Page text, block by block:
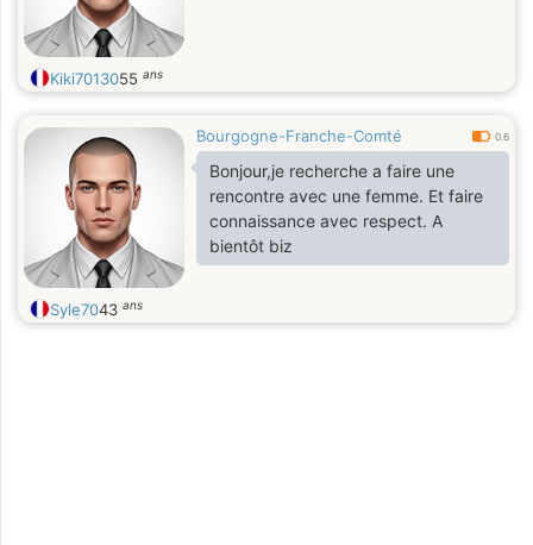
Kiki7013055 ans
Bourgogne-Franche-Comté 0.6
Bonjour,je recherche a faire une
rencontre avec une femme. Et faire
connaissance avec respect. A
bientôt biz
Syle7043 ans